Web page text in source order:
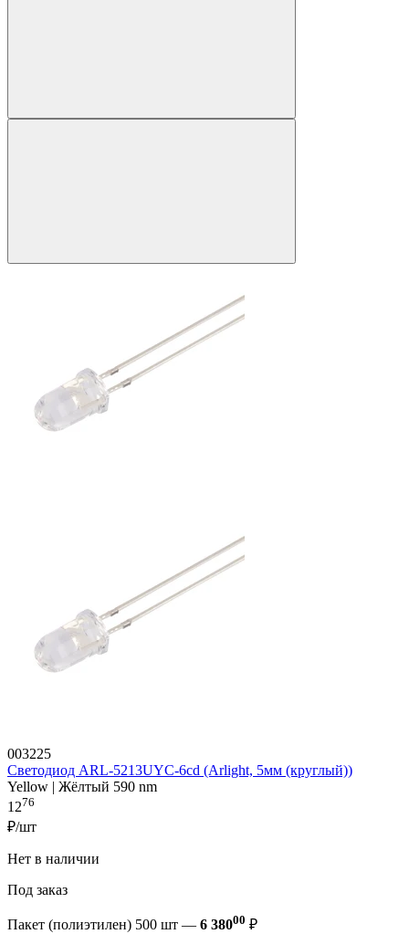
003225
Светодиод ARL-5213UYC-6cd (Arlight, 5мм (круглый))
Yellow | Жёлтый 590 nm
1276
₽/шт
Нет в наличии
Под заказ
Пакет (полиэтилен) 500 шт — 6 38000 ₽